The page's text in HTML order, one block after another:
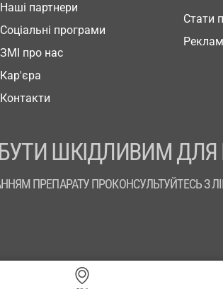
Наші партнери
Соціальні програми
ЗМІ про нас
Кар'єра
Контакти
Стати
ШКІДЛИВИМ ДЛЯ
ПРЕПАРАТУ ПРОКОНСУЛЬТУЙТЕСЬ З